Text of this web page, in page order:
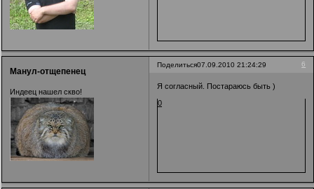
Поделиться 6
07.09.2010 21:24:29
Манул-отщепенец
Индеец нашел скво!
Я согласный. Постараюсь быть )
0